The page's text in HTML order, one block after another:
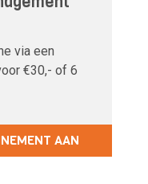
via een
€30,- of 6
AAN